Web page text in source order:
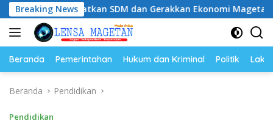
Langsung
ke
konten
Breaking News
SDM dan Gerakkan Ekonomi Magetan
Beranda Pemerintahan Hukum dan Kriminal Politik
Beranda Pendidikan
Pendidikan